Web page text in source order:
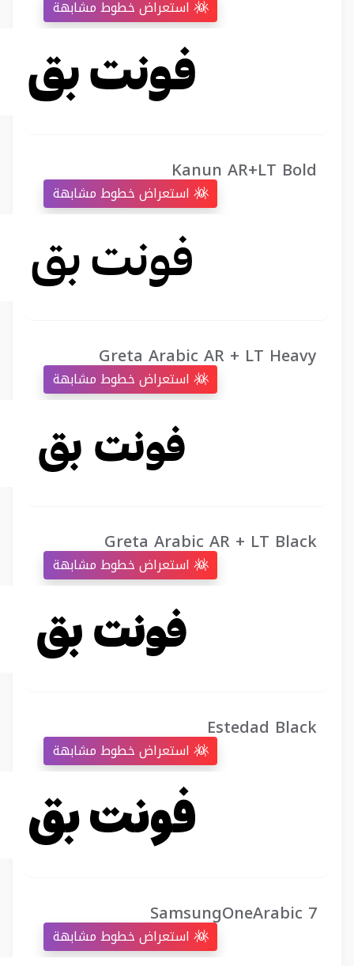
Kanun AR+LT Bold
Greta Arabic AR + LT Heavy
Greta Arabic AR + LT Black
Estedad Black
SamsungOneArabic 7